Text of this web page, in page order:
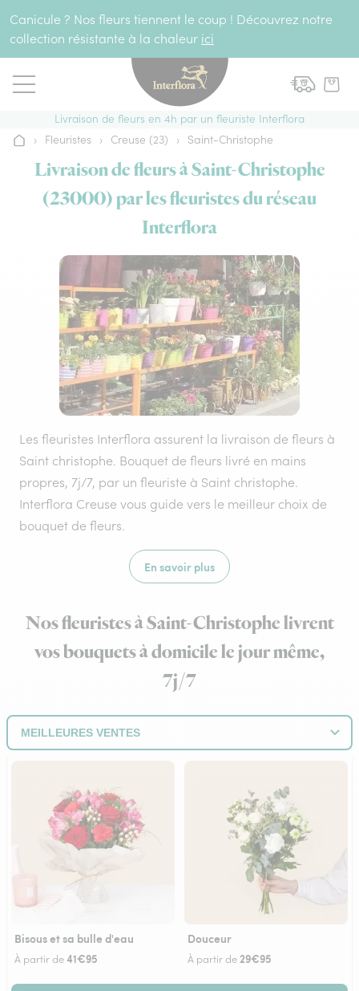
Canicule ? Nos fleurs tiennent le coup ! Découvrez notre
collection résistante à la chaleur ici
Livraison de fleurs en 4h par un fleuriste Interflora
Accueil
› Fleuristes › Creuse (23) › Saint-Christophe
Livraison de fleurs à Saint-Christophe
(23000) par les fleuristes du réseau
Interflora
Les fleuristes Interflora assurent la livraison de fleurs à
Saint christophe. Bouquet de fleurs livré en mains
propres, 7j/7, par un fleuriste à Saint christophe.
Interflora Creuse vous guide vers le meilleur choix de
bouquet de fleurs.
En savoir plus
Nos fleuristes à Saint-Christophe livrent
vos bouquets à domicile le jour même,
7j/7
Bisous et sa bulle d'eau
À partir de41€95
Douceur
À partir de 29€95